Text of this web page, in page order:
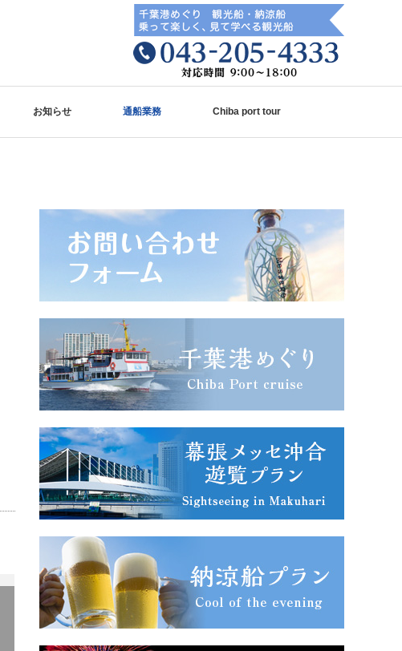
お知らせ 通船業務 Chiba port tour